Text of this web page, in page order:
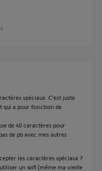
spéciaux. C'est juste
qui a pour fonction de
de 40 caractères pour
de pb avec mes autres
les caractères spéciaux ?
un wifi (même ma vieille